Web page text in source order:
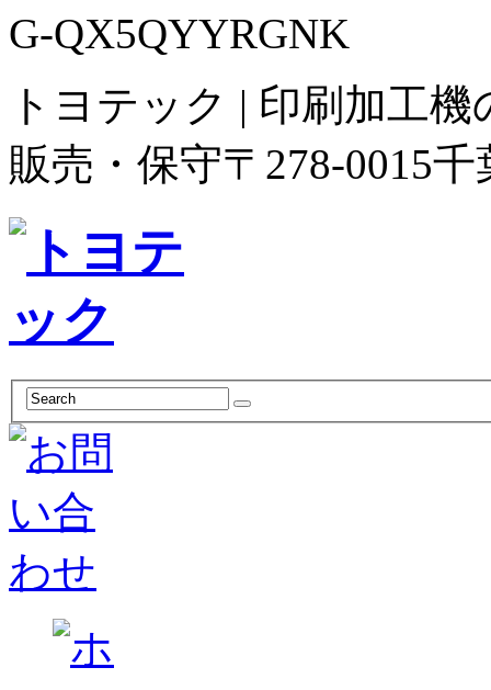
G-QX5QYYRGNK
トヨテック | 印刷加工
販売・保守〒278-0015